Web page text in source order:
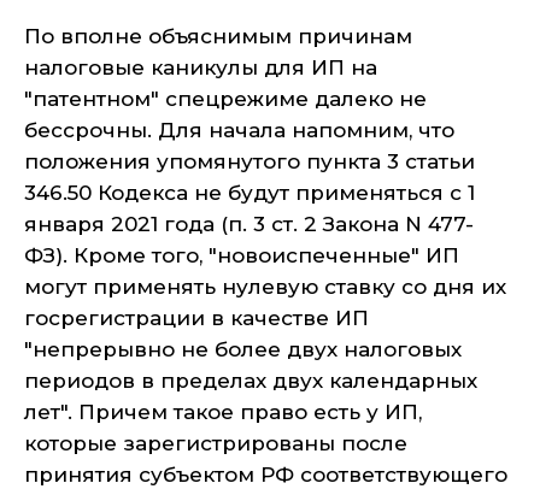
По вполне объяснимым причинам
налоговые каникулы для ИП на
"патентном" спецрежиме далеко не
бессрочны. Для начала напомним, что
положения упомянутого пункта 3 статьи
346.50 Кодекса не будут применяться с 1
января 2021 года (п. 3 ст. 2 Закона N 477-
ФЗ). Кроме того, "новоиспеченные" ИП
могут применять нулевую ставку со дня их
госрегистрации в качестве ИП
"непрерывно не более двух налоговых
периодов в пределах двух календарных
лет". Причем такое право есть у ИП,
которые зарегистрированы после
принятия субъектом РФ соответствующего